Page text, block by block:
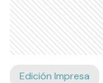
Edición Impresa